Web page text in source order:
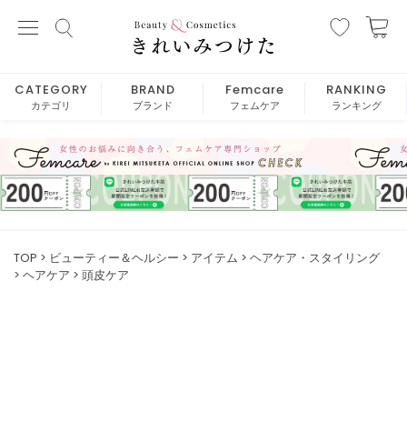
CATEGORY
カテゴリ
BRAND
ブランド
Femcare
フェムケア
RANKING
ランキング
TOP ビューティー＆ヘルシー アイテム
ヘアケア・スタイリング
ヘアケア
頭皮ケア